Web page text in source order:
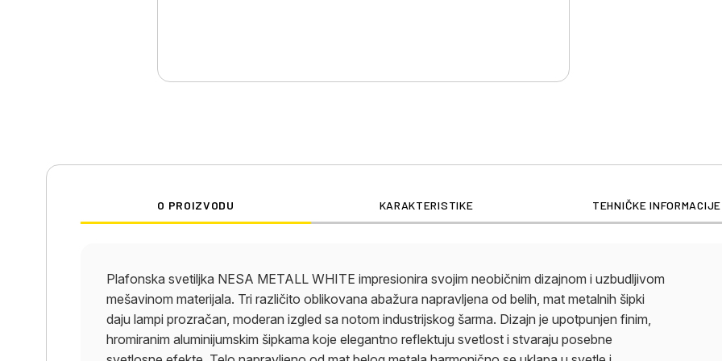
O PROIZVODU KARAKTERISTIKE TEHNIČKE INFORMACIJE
Plafonska svetiljka NESA METALL WHITE impresionira svojim neobičnim dizajnom i uzbudljivom
mešavinom materijala. Tri različito oblikovana abažura napravljena od belih, mat metalnih šipki
daju lampi prozračan, moderan izgled sa notom industrijskog šarma. Dizajn je upotpunjen finim,
hromiranim aluminijumskim šipkama koje elegantno reflektuju svetlost i stvaraju posebne